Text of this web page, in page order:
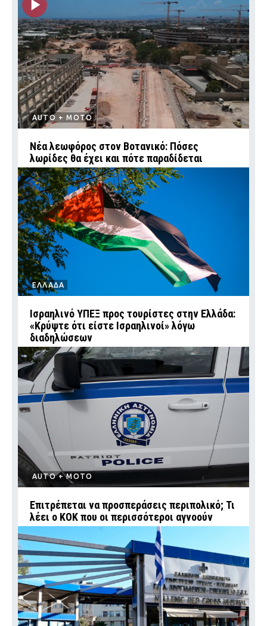
AUTO + MOTO
Νέα λεωφόρος στον Βοτανικό: Πόσες
λωρίδες θα έχει και πότε παραδίδεται
ΕΛΛΑΔΑ
Ισραηλινό ΥΠΕΞ προς τουρίστες στην Ελλάδα:
«Κρύψτε ότι είστε Ισραηλινοί» λόγω
διαδηλώσεων
AUTO + MOTO
Επιτρέπεται να προσπεράσεις περιπολικό; Τι
λέει ο ΚΟΚ που οι περισσότεροι αγνοούν